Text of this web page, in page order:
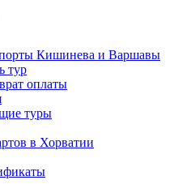
Кишинева и Варшавы
тур
оплаты
туры
в Хорватии